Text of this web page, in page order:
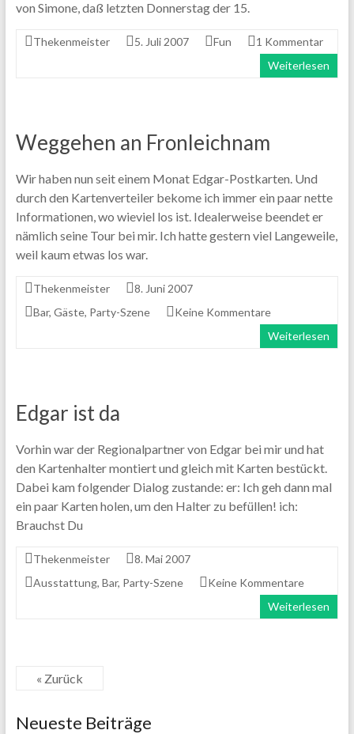
von Simone, daß letzten Donnerstag der 15.
Thekenmeister 5. Juli 2007 Fun
1 Kommentar
Weiterlesen
Weggehen an Fronleichnam
Wir haben nun seit einem Monat Edgar-Postkarten. Und
durch den Kartenverteiler bekome ich immer ein paar nette
Informationen, wo wieviel los ist. Idealerweise beendet er
nämlich seine Tour bei mir. Ich hatte gestern viel Langeweile,
weil kaum etwas los war.
Thekenmeister
8. Juni 2007
Bar, Gäste, Party-Szene
Keine Kommentare
Weiterlesen
Edgar ist da
Vorhin war der Regionalpartner von Edgar bei mir und hat
den Kartenhalter montiert und gleich mit Karten bestückt.
Dabei kam folgender Dialog zustande: er: Ich geh dann mal
ein paar Karten holen, um den Halter zu befüllen! ich:
Brauchst Du
Thekenmeister
8. Mai 2007
Ausstattung, Bar, Party-Szene
Keine Kommentare
Weiterlesen
« Zurück
Neueste Beiträge